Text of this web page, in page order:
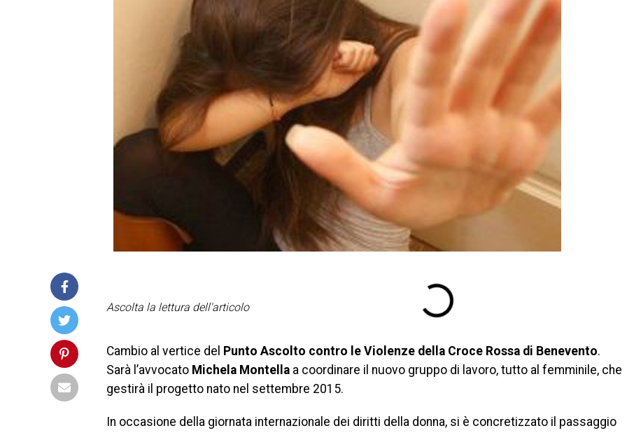
Ascolta la lettura dell'articolo
Cambio al vertice del Punto Ascolto contro le Violenze della Croce Rossa di Benevento.
Sarà l’avvocato Michela Montella a coordinare il nuovo gruppo di lavoro, tutto al femminile, che
gestirà il progetto nato nel settembre 2015.
In occasione della giornata internazionale dei diritti della donna, si è concretizzato il passaggio